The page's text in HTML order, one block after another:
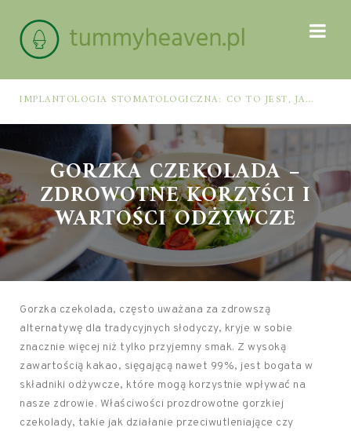
IMPLANTOLOGIA STOMATOLOGICZNA: CO TO JEST, JAK WYGLĄDA PROCES IMPLANTACJI I GOJENIA ORAZ DLA KOGO MA ZASTOSOWANIE
GORZKA CZEKOLADA –
ZDROWOTNE KORZYŚCI I
WARTOŚCI ODŻYWCZE
Gorzka czekolada, często uważana za zdrowszą
alternatywę dla tradycyjnych słodyczy, kryje w sobie
znacznie więcej niż tylko przyjemny smak. Z wysoką
zawartością kakao, sięgającą nawet 99%, jest bogata w
składniki odżywcze, które mogą korzystnie wpływać na
nasze zdrowie. Właściwości prozdrowotne gorzkiej
czekolady, takie jak działanie przeciwutleniające czy